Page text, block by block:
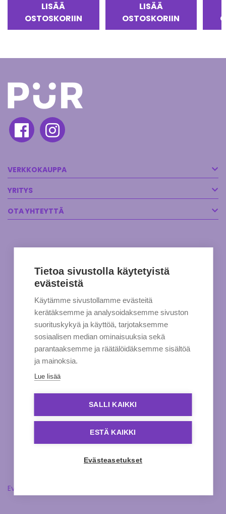
LISÄÄ
OSTOSKORIIN
LISÄÄ
OSTOSKORIIN
VERKKOKAUPPA
YRITYS
OTA YHTEYTTÄ
Evästeasetukset
Tietoa sivustolla käytetyistä
evästeistä
Käytämme sivustollamme evästeitä
kerätäksemme ja analysoidaksemme sivuston
suorituskykyä ja käyttöä, tarjotaksemme
sosiaalisen median ominaisuuksia sekä
parantaaksemme ja räätälöidäksemme sisältöä
ja mainoksia.
Lue lisää
SALLI KAIKKI
ESTÄ KAIKKI
Evästeasetukset